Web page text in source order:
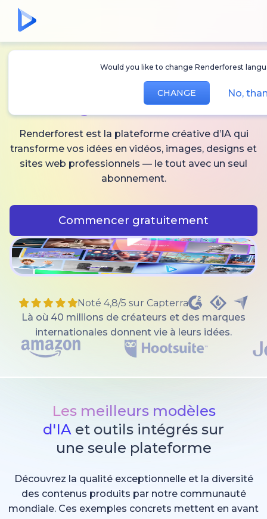
Would you like to change Renderforest
CHANGE No,
Créez desvidéos,
et audio IA
Renderforest est la plateforme créative d’IA qui
transforme vos idées en vidéos, images, designs et
sites web professionnels — le tout avec un seul
abonnement.
Commencer gratuitement
Noté 4,8/5 sur Capterra
Là où 40 millions de créateurs et des marques
internationales donnent vie à leurs idées.
Les meilleurs modèles
d'IA et outils intégrés sur
une seule plateforme
Découvrez la qualité exceptionnelle et la diversité
des contenus produits par notre communauté
mondiale. Ces exemples concrets mettent en avant